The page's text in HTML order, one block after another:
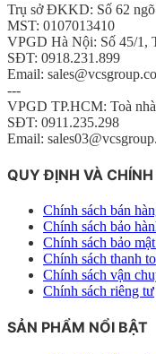
Trụ sở ĐKKD: Số 62
MST: 0107013410
VPGD Hà Nội: Số 45/1,
SĐT: 0918.231.899
Email:
---
VPGD TP.HCM: Toà
SĐT: 0911.235.298
Email:
QUY ĐỊNH VÀ CHÍNH
Chính sách bán
Chính sách bảo
Chính sách bảo
Chính sách thanh
Chính sách vận
Chính sách riêng tư
SẢN PHẨM NỔI BẬT